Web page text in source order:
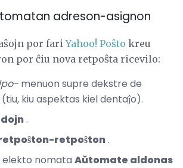
adreson-asignon
por fariYahoo! Poŝto kreu
por ĉiu nova retpoŝta ricevilo:
menuon supre dekstre de
(tiu, kiu aspektas kiel dentaĵo).
.
retpoŝton.
elekto nomata Aŭtomate aldonas